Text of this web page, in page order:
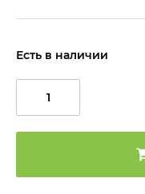
Есть в наличии